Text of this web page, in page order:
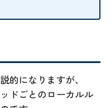
的になりますが、
ドごとのローカルル